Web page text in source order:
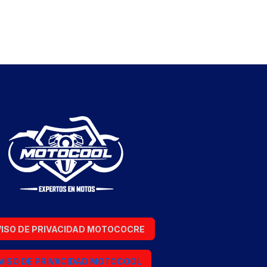
DE PRIVACIDAD MOTOCOCRE
DE PRIVACIDAD MOTOCOOL